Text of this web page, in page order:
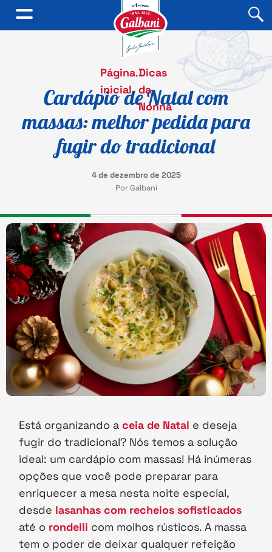
Página
inicial
.Dicas
da
Nonna
Cardápio de Natal com
massas: melhor pedida para
fugir do tradicional
4 de dezembro de 2025
Por Galbani
Está organizando aceia de Natal e deseja
fugir do tradicional? Nós temos a solução
ideal: um cardápio com massas! Há inúmeras
opções que você pode preparar para
enriquecer a mesa nesta noite especial,
desde lasanhas com recheios sofisticados
até o rondelli com molhos rústicos. A massa
tem o poder de deixar qualquer refeição